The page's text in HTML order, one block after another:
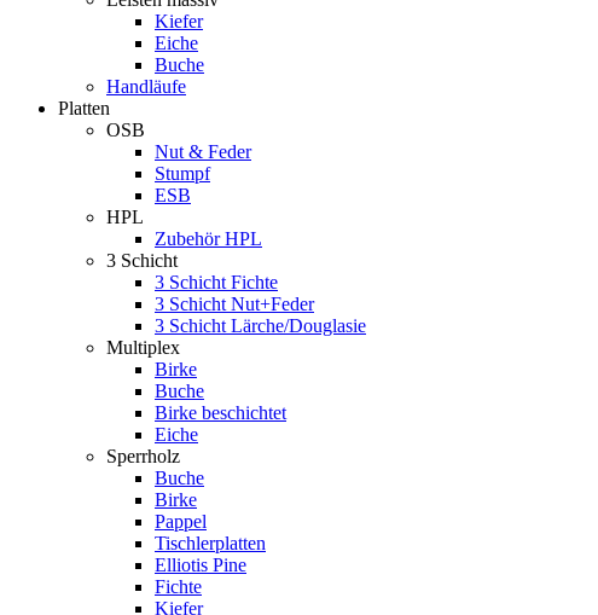
Kiefer
Eiche
Buche
Handläufe
Platten
OSB
Nut & Feder
Stumpf
ESB
HPL
Zubehör HPL
3 Schicht
3 Schicht Fichte
3 Schicht Nut+Feder
3 Schicht Lärche/Douglasie
Multiplex
Birke
Buche
Birke beschichtet
Eiche
Sperrholz
Buche
Birke
Pappel
Tischlerplatten
Elliotis Pine
Fichte
Kiefer